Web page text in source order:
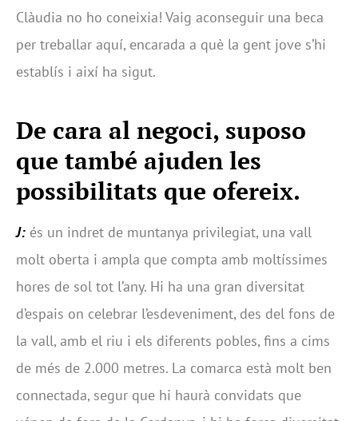
Clàudia no ho coneixia! Vaig aconseguir una beca
per treballar aquí, encarada a què la gent jove s’hi
establís i així ha sigut.
De cara al negoci, suposo
que també ajuden les
possibilitats que ofereix.
J: és un indret de muntanya privilegiat, una vall
molt oberta i ampla que compta amb moltíssimes
hores de sol tot l’any. Hi ha una gran diversitat
d’espais on celebrar l’esdeveniment, des del fons de
la vall, amb el riu i els diferents pobles, fins a cims
de més de 2.000 metres. La comarca està molt ben
connectada, segur que hi haurà convidats que